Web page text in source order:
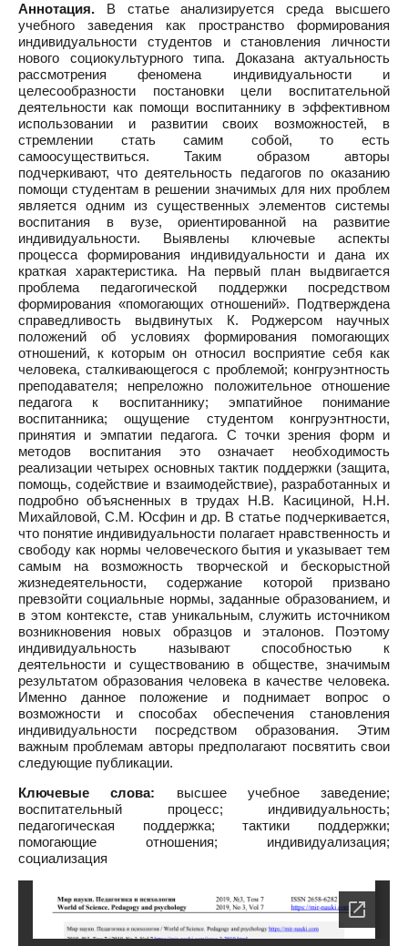
Аннотация. В статье анализируется среда высшего
учебного заведения как пространство формирования
индивидуальности студентов и становления личности
нового социокультурного типа. Доказана актуальность
рассмотрения феномена индивидуальности и
целесообразности постановки цели воспитательной
деятельности как помощи воспитаннику в эффективном
использовании и развитии своих возможностей, в
стремлении стать самим собой, то есть
самоосуществиться. Таким образом авторы
подчеркивают, что деятельность педагогов по оказанию
помощи студентам в решении значимых для них проблем
является одним из существенных элементов системы
воспитания в вузе, ориентированной на развитие
индивидуальности. Выявлены ключевые аспекты
процесса формирования индивидуальности и дана их
краткая характеристика. На первый план выдвигается
проблема педагогической поддержки посредством
формирования «помогающих отношений». Подтверждена
справедливость выдвинутых К. Роджерсом научных
положений об условиях формирования помогающих
отношений, к которым он относил восприятие себя как
человека, сталкивающегося с проблемой; конгруэнтность
преподавателя; непреложно положительное отношение
педагога к воспитаннику; эмпатийное понимание
воспитанника; ощущение студентом конгруэнтности,
принятия и эмпатии педагога. С точки зрения форм и
методов воспитания это означает необходимость
реализации четырех основных тактик поддержки (защита,
помощь, содействие и взаимодействие), разработанных и
подробно объясненных в трудах Н.В. Касициной, Н.Н.
Михайловой, С.М. Юсфин и др. В статье подчеркивается,
что понятие индивидуальности полагает нравственность и
свободу как нормы человеческого бытия и указывает тем
самым на возможность творческой и бескорыстной
жизнедеятельности, содержание которой призвано
превзойти социальные нормы, заданные образованием, и
в этом контексте, став уникальным, служить источником
возникновения новых образцов и эталонов. Поэтому
индивидуальность называют способностью к
деятельности и существованию в обществе, значимым
результатом образования человека в качестве человека.
Именно данное положение и поднимает вопрос о
возможности и способах обеспечения становления
индивидуальности посредством образования. Этим
важным проблемам авторы предполагают посвятить свои
следующие публикации.
Ключевые слова: высшее учебное заведение;
воспитательный процесс; индивидуальность;
педагогическая поддержка; тактики поддержки;
помогающие отношения; индивидуализация;
социализация